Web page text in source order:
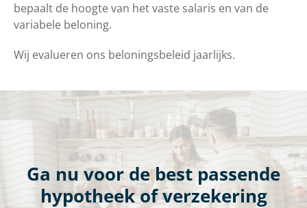
bepaalt de hoogte van het vaste salaris en van de
variabele beloning.
Wij evalueren ons beloningsbeleid jaarlijks.
Ga nu voor de best passende
hypotheek of verzekering